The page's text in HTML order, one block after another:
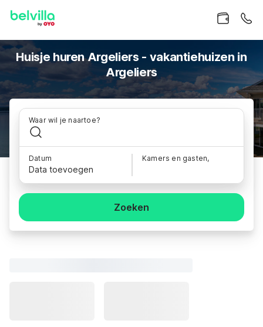
Huisje huren Argeliers - vakantiehuizen in
Argeliers
Waar wil je naartoe?
Datum
Data toevoegen
Kamers en gasten,
Zoeken